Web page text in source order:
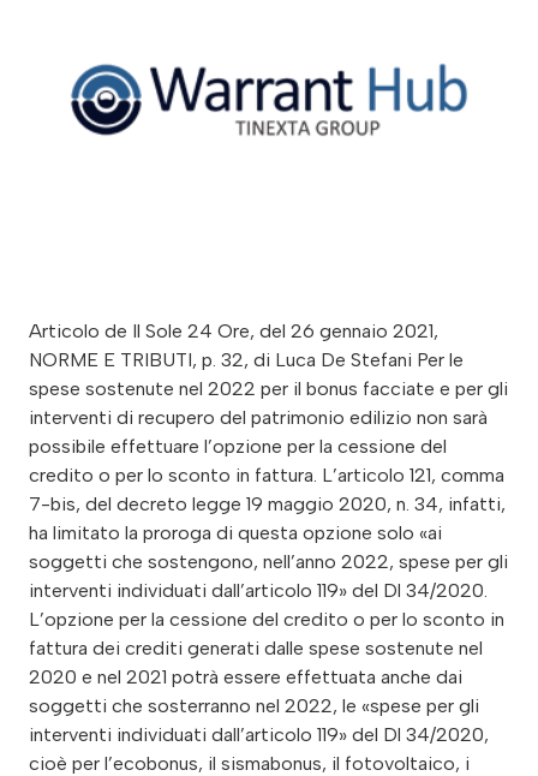
Articolo de Il Sole 24 Ore, del 26 gennaio 2021,
NORME E TRIBUTI, p. 32, di Luca De Stefani Per le
spese sostenute nel 2022 per il bonus facciate e per gli
interventi di recupero del patrimonio edilizio non sarà
possibile effettuare l’opzione per la cessione del
credito o per lo sconto in fattura. L’articolo 121, comma
7-bis, del decreto legge 19 maggio 2020, n. 34, infatti,
ha limitato la proroga di questa opzione solo «ai
soggetti che sostengono, nell’anno 2022, spese per gli
interventi individuati dall’articolo 119» del Dl 34/2020.
L’opzione per la cessione del credito o per lo sconto in
fattura dei crediti generati dalle spese sostenute nel
2020 e nel 2021 potrà essere effettuata anche dai
soggetti che sosterranno nel 2022, le «spese per gli
interventi individuati dall’articolo 119» del Dl 34/2020,
cioè per l’ecobonus, il sismabonus, il fotovoltaico, i